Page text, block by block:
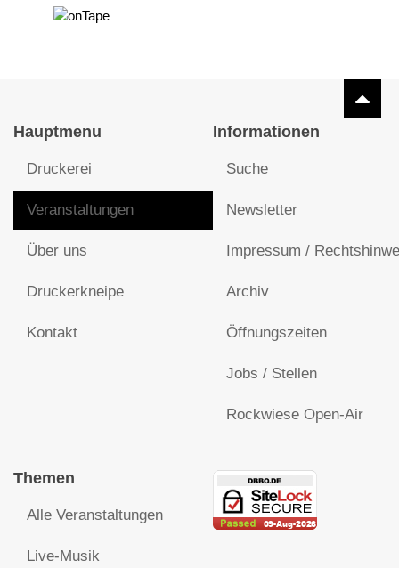
Hauptmenu
Druckerei
Veranstaltungen
Über uns
Druckerkneipe
Kontakt
Informationen
Suche
Newsletter
Impressum /
Archiv
Öffnungszeiten
Jobs / Stellen
Rockwiese Open-Air
Themen
Alle Veranstaltungen
Live-Musik